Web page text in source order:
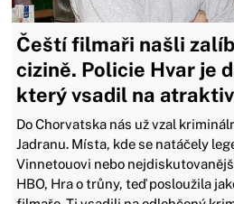
Čeští filmaři našli
cizině. Policie Hvar je
který vsadil na
Do Chorvatska nás už vzal
Jadranu. Místa, kde se natáčely
Vinnetouovi nebo
HBO, Hra o trůny, teď posloužila